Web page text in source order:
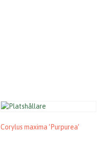
Corylus maxima ’Purpurea’